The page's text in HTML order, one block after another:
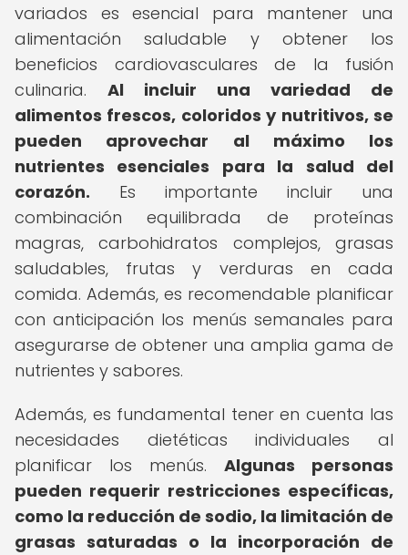
variados es esencial para mantener una
alimentación saludable y obtener los
beneficios cardiovasculares de la fusión
culinaria. Al incluir una variedad de
alimentos frescos, coloridos y nutritivos, se
pueden aprovechar al máximo los
nutrientes esenciales para la salud del
corazón. Es importante incluir una
combinación equilibrada de proteínas
magras, carbohidratos complejos, grasas
saludables, frutas y verduras en cada
comida. Además, es recomendable planificar
con anticipación los menús semanales para
asegurarse de obtener una amplia gama de
nutrientes y sabores.
Además, es fundamental tener en cuenta las
necesidades dietéticas individuales al
planificar los menús. Algunas personas
pueden requerir restricciones específicas,
como la reducción de sodio, la limitación de
grasas saturadas o la incorporación de